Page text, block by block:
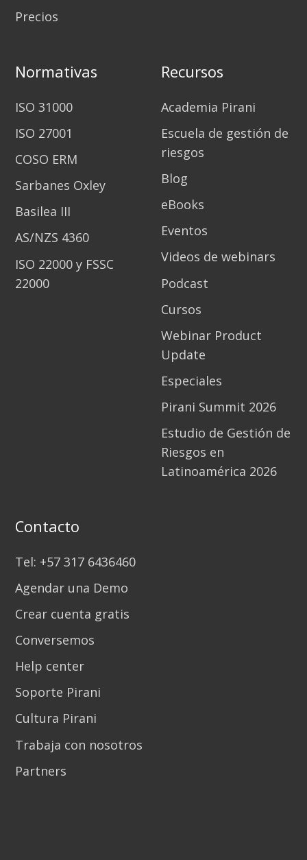
Precios
Normativas
ISO 31000
ISO 27001
COSO ERM
Sarbanes Oxley
Basilea III
AS/NZS 4360
ISO 22000 y FSSC
22000
Recursos
Academia Pirani
Escuela de gestión de
riesgos
Blog
eBooks
Eventos
Videos de webinars
Podcast
Cursos
Webinar Product
Update
Especiales
Pirani Summit 2026
Estudio de Gestión de
Riesgos en
Latinoamérica 2026
Contacto
Tel: +57 317 6436460
Agendar una Demo
Crear cuenta gratis
Conversemos
Help center
Soporte Pirani
Cultura Pirani
Trabaja con nosotros
Partners